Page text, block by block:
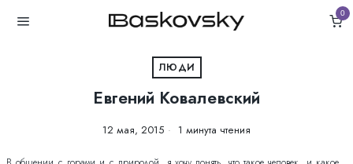
0
ЛЮДИ
Евгений Ковалевский
12 мая, 2015 1 минута чтения